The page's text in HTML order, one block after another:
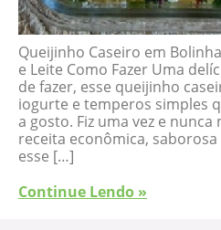
Queijinho Caseiro em
e Leite Como Fazer Uma
de fazer, esse queijinho
iogurte e temperos simples
a gosto. Fiz uma vez e
receita econômica,
esse […]
Continue Lendo »